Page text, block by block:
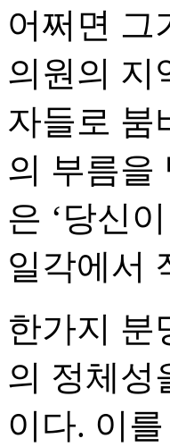
어쩌면 그
의원의 지
자들로 붐
의 부름을
은 ‘당신
일각에서
한가지 분
의 정체성
이다. 이